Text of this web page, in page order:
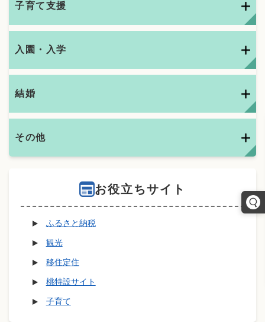
子育て支援
入園・入学
結婚
その他
お役立ちサイト
ふるさと納税
観光
移住定住
桃特設サイト
子育て